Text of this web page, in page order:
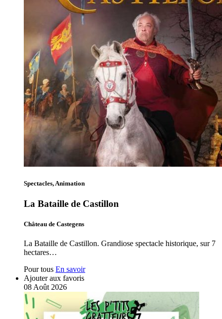
Spectacles, Animation
La Bataille de Castillon
Château de Castegens
La Bataille de Castillon. Grandiose spectacle historique, sur 7
hectares…
Pour tous En savoir
Ajouter aux favoris
08 Août 2026